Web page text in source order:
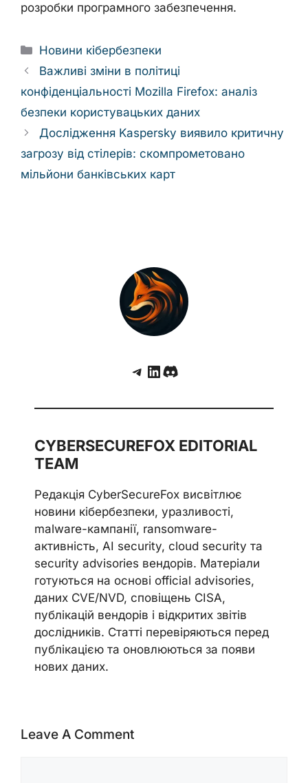
розробки програмного забезпечення.
Categories
Новини кібербезпеки
Важливі зміни в політиці
конфіденціальності Mozilla Firefox: аналіз
безпеки користувацьких даних
Дослідження Kaspersky виявило критичну
загрозу від стілерів: скомпрометовано
мільйони банківських карт
Telegram
LinkedIn
Discord
CYBERSECUREFOX EDITORIAL
TEAM
Редакція CyberSecureFox висвітлює
новини кібербезпеки, уразливості,
malware-кампанії, ransomware-
активність, AI security, cloud security та
security advisories вендорів. Матеріали
готуються на основі official advisories,
даних CVE/NVD, сповіщень CISA,
публікацій вендорів і відкритих звітів
дослідників. Статті перевіряються перед
публікацією та оновлюються за появи
нових даних.
Leave A Comment